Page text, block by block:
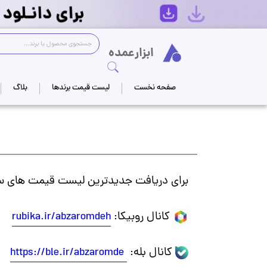
ابزارعمده
Logo
جستجوی فروشگاه صفحه نخست لیست قیمت برندها بلاگ
برای دریافت جدیدترین لیست قیمت های سال ۱۴۰۵ و آخرین اطلاعیه های کارخانه ها، کانال‌های ابزارعمده در روبیکا و بله را
کانال روبیکا: rubika.ir/abzaromdeh
کانال بله: